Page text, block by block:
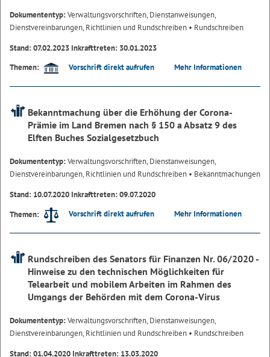
Dokumententyp:Verwaltungsvorschriften, Dienstanweisungen,
Dienstvereinbarungen, Richtlinien und Rundschreiben • Rundschreiben
Stand: 07.02.2023 Inkrafttreten: 30.01.2023
Themen:
Vorschrift direkt aufrufen Mehr Informationen
Bekanntmachung über die Erhöhung der Corona-
Prämie im Land Bremen nach § 150 a Absatz 9 des
Elften Buches Sozialgesetzbuch
Dokumententyp:Verwaltungsvorschriften, Dienstanweisungen,
Dienstvereinbarungen, Richtlinien und Rundschreiben • Bekanntmachungen
Stand: 10.07.2020 Inkrafttreten: 09.07.2020
Themen:
Vorschrift direkt aufrufen Mehr Informationen
Rundschreiben des Senators für Finanzen Nr. 06/2020 -
Hinweise zu den technischen Möglichkeiten für
Telearbeit und mobilem Arbeiten im Rahmen des
Umgangs der Behörden mit dem Corona-Virus
Dokumententyp:Verwaltungsvorschriften, Dienstanweisungen,
Dienstvereinbarungen, Richtlinien und Rundschreiben • Rundschreiben
Stand: 01.04.2020 Inkrafttreten: 13.03.2020